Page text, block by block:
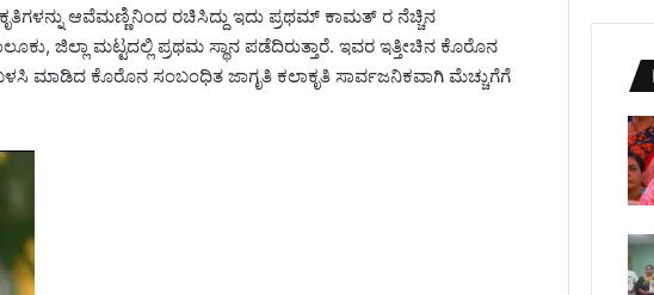
ಆವೆಮಣ್ಣಿನಿಂದ ರಚಿಸಿದ್ದು ಇದು ಪ್ರಥಮ್ ಕಾಮತ್ ರ ನೆಚ್ಚಿನ
ಜಿಲ್ಲಾ ಮಟ್ಟದಲ್ಲಿ ಪ್ರಥಮ ಸ್ಥಾನ ಪಡೆದಿರುತ್ತಾರೆ. ಇವರ ಇತ್ತೀಚಿನ ಕೊರೊನ
ಮಾಡಿದ ಕೊರೊನ ಸಂಬಂಧಿತ ಜಾಗೃತಿ ಕಲಾಕೃತಿ ಸಾರ್ವಜನಿಕವಾಗಿ ಮೆಚ್ಚುಗೆಗೆ